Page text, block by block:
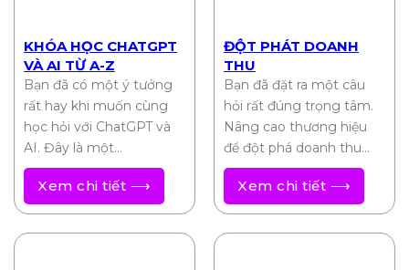
KHÓA HỌC CHATGPT
VÀ AI TỪ A-Z
Bạn đã có một ý tưởng
rất hay khi muốn cùng
học hỏi với ChatGPT và
AI. Đây là một…
Xem chi tiết ⟶
ĐỘT PHÁT DOANH
THU
Bạn đã đặt ra một câu
hỏi rất đúng trọng tâm.
Nâng cao thương hiệu
để đột phá doanh thu…
Xem chi tiết ⟶